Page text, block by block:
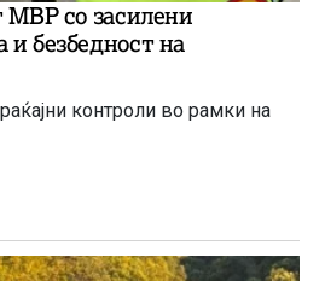
МВР со засилени
и безбедност на
контроли во рамки на